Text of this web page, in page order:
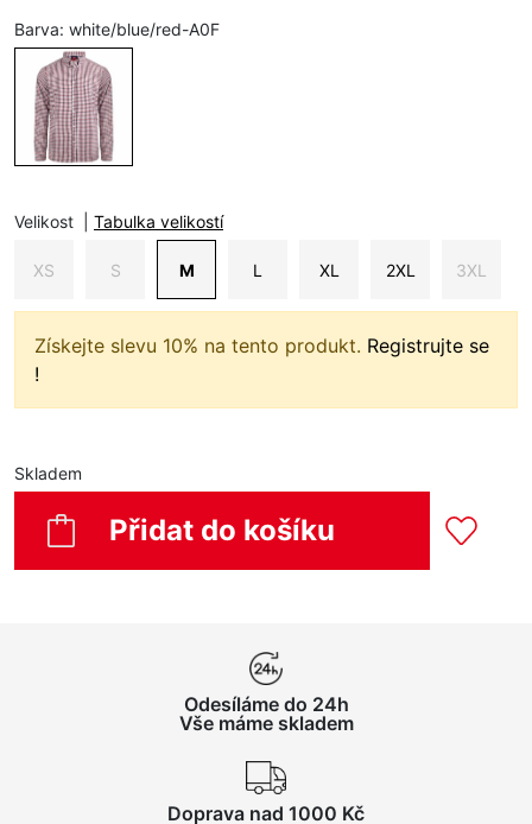
Barva: white/blue/red-A0F
Velikost Tabulka velikostí
XS S M L XL 2XL 3XL
Získejte slevu 10% na tento produkt. Registrujte se
!
Skladem
Přidat do košíku
Odesíláme do 24h
Vše máme skladem
Doprava nad 1000 Kč